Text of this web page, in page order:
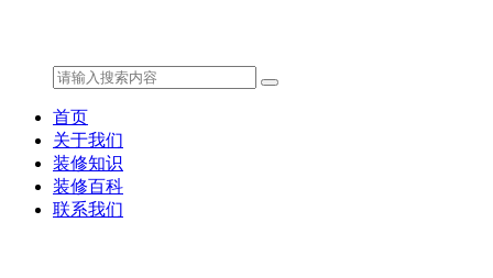
首页
关于我们
装修知识
装修百科
联系我们